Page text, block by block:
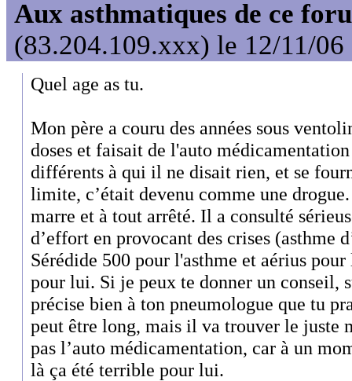
Aux asthmatiques de ce
(83.204.109.xxx) le 12/11/06
Quel age as tu.
Mon père a couru des années sous
doses et faisait de l'auto
différents à qui il ne disait rien, et se
limite, c’était devenu comme une
marre et à tout arrêté. Il a consulté
d’effort en provocant des crises (asthme
Sérédide 500 pour l'asthme et aérius
pour lui. Si je peux te donner un conseil,
précise bien à ton pneumologue que tu
peut être long, mais il va trouver le juste
pas l’auto médicamentation, car à un
là ça été terrible pour lui.